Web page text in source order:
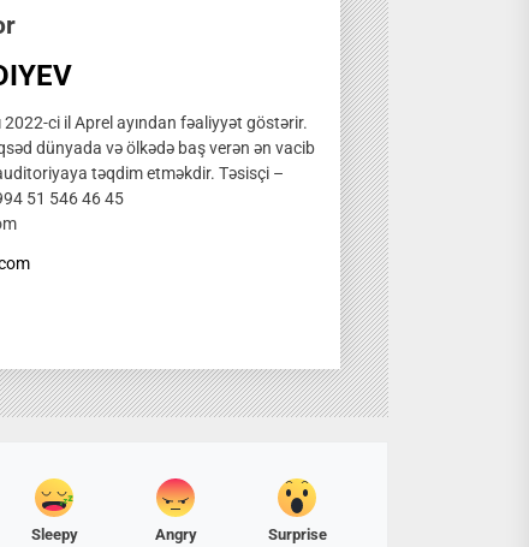
ci il Aprel ayından fəaliyyət göstərir.
dünyada və ölkədə baş verən ən vacib
təqdim etməkdir. Təsisçi –
51 546 46 45
Sleepy Angry Surprise